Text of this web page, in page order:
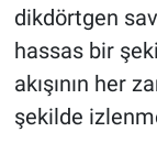
dikdörtgen
hassas bir
akışının her
şekilde